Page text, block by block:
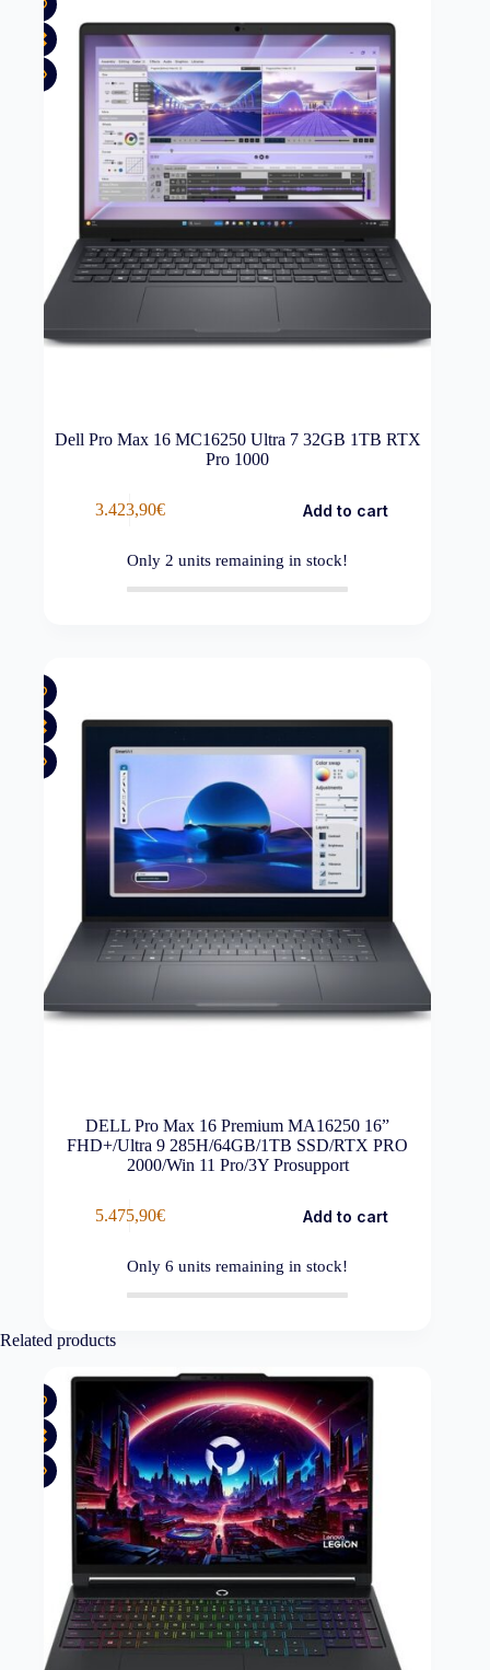
Dell Pro Max 16 MC16250 Ultra 7 32GB 1TB RTX
Pro 1000
3.423,90€ Add to cart
Only 2 units remaining in stock!
DELL Pro Max 16 Premium MA16250 16”
FHD+/Ultra 9 285H/64GB/1TB SSD/RTX PRO
2000/Win 11 Pro/3Y Prosupport
5.475,90€ Add to cart
Only6 units remaining in stock!
Related products